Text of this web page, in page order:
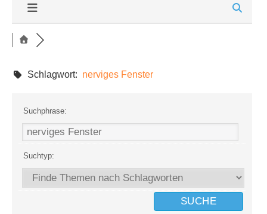
Schlagwort: nerviges Fenster
Suchphrase:
Suchtyp: